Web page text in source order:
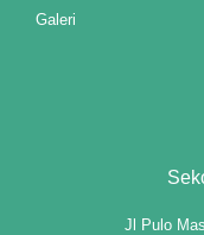
Galeri
Jl Pulo